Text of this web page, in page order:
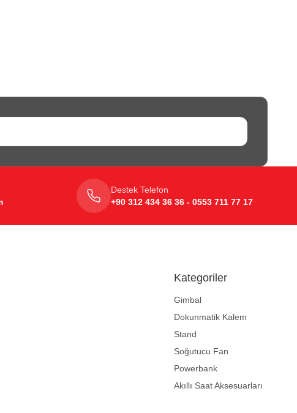
Destek Telefon
+90 312 434 36 36 - 0553 711 77 17
Kategoriler
Gimbal
Dokunmatik Kalem
Stand
Soğutucu Fan
Powerbank
Akıllı Saat Aksesuarları